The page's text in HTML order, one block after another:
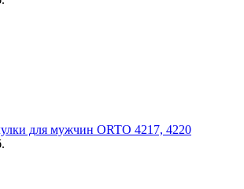
для мужчин ORTO 4217, 4220